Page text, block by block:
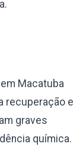
Macatuba
recuperação e
graves
química.